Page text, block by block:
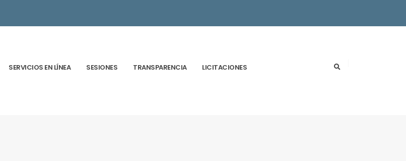
SERVICIOS EN LÍNEA SESIONES TRANSPARENCIA LICITACIONES